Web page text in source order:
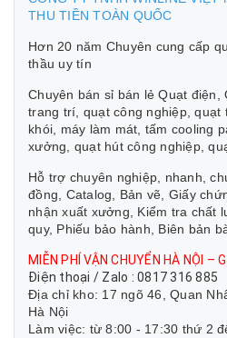
THU TIỀN TOÀN QUỐC
Hơn 20 năm Chuyên cung cấp
thầu uy tín
Chuyên bán sỉ bán lẻ Quạt điện,
trang trí, quạt công nghiệp, quạt
khói, máy làm mát, tấm cooling
xưởng, quạt hút công nghiệp,
Hỗ trợ chuyên nghiệp, nhanh,
đồng, Catalog, Bản vẽ, Giấy
nhận xuất xưởng, Kiểm tra chất
quy, Phiếu bảo hành, Biên bản
MIỄN PHÍ VẬN CHUYỂN HÀ NỘI –
Điện thoại / Zalo : 0817 316 885
Địa chỉ kho: 17 ngõ 46, Quan
Hà Nội
Làm việc: từ 8:00 - 17:30 thứ 2